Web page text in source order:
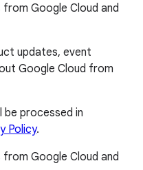
Google Cloud and
updates, event
Google Cloud from
be processed in
Policy.
Google Cloud and